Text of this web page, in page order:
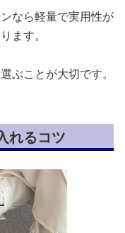
なら軽量で実用性が
ます。
ぶことが大切です。
れるコツ